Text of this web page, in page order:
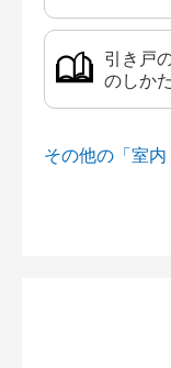
引き戸
のしか
その他の「室